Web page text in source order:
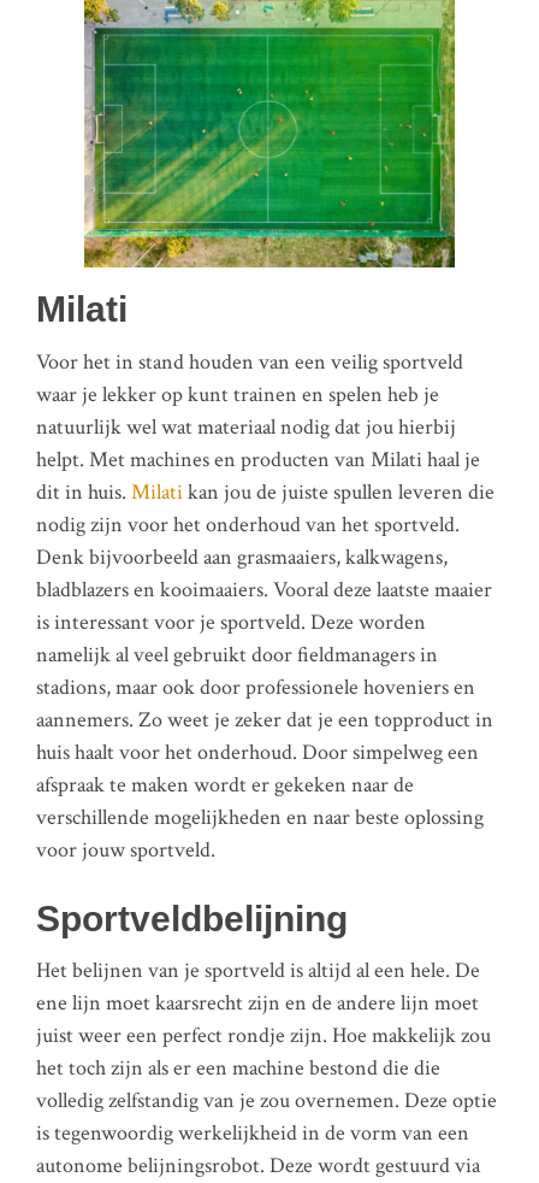
Milati
Voor het in stand houden van een veilig sportveld
waar je lekker op kunt trainen en spelen heb je
natuurlijk wel wat materiaal nodig dat jou hierbij
helpt. Met machines en producten van Milati haal je
dit in huis. Milatikan jou de juiste spullen leveren die
nodig zijn voor het onderhoud van het sportveld.
Denk bijvoorbeeld aan grasmaaiers, kalkwagens,
bladblazers en kooimaaiers. Vooral deze laatste maaier
is interessant voor je sportveld. Deze worden
namelijk al veel gebruikt door fieldmanagers in
stadions, maar ook door professionele hoveniers en
aannemers. Zo weet je zeker dat je een topproduct in
huis haalt voor het onderhoud. Door simpelweg een
afspraak te maken wordt er gekeken naar de
verschillende mogelijkheden en naar beste oplossing
voor jouw sportveld.
Sportveldbelijning
Het belijnen van je sportveld is altijd al een hele. De
ene lijn moet kaarsrecht zijn en de andere lijn moet
juist weer een perfect rondje zijn. Hoe makkelijk zou
het toch zijn als er een machine bestond die die
volledig zelfstandig van je zou overnemen. Deze optie
is tegenwoordig werkelijkheid in de vorm van een
autonome belijningsrobot. Deze wordt gestuurd via